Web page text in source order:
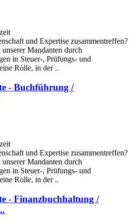
und Expertise zusammentreffen?
Mandanten durch
in Steuer-, Prüfungs- und
Rolle, in der ..
- Buchführung /
und Expertise zusammentreffen?
Mandanten durch
in Steuer-, Prüfungs- und
Rolle, in der ..
- Finanzbuchhaltung /